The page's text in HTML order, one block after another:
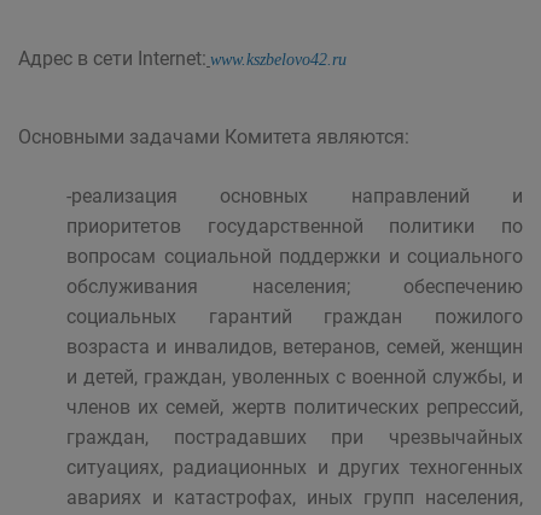
Адрес в сети Internet: www.kszbelovo42.ru
Основными задачами Комитета являются:
-реализация основных направлений и
приоритетов государственной политики по
вопросам социальной поддержки и социального
обслуживания населения; обеспечению
социальных гарантий граждан пожилого
возраста и инвалидов, ветеранов, семей, женщин
и детей, граждан, уволенных с военной службы, и
членов их семей, жертв политических репрессий,
граждан, пострадавших при чрезвычайных
ситуациях, радиационных и других техногенных
авариях и катастрофах, иных групп населения,